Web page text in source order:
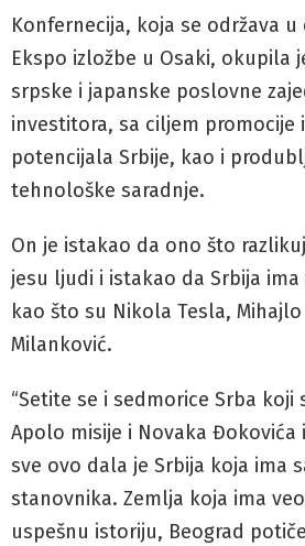
Konfernecija, koja se održava
Ekspo izložbe u Osaki, okupila
srpske i japanske poslovne
investitora, sa ciljem promocije
potencijala Srbije, kao i
tehnološke saradnje.
On je istakao da ono što
jesu ljudi i istakao da Srbija
kao što su Nikola Tesla,
Milanković.
“Setite se i sedmorice Srba koji
Apolo misije i Novaka Đokovića
sve ovo dala je Srbija koja ima
stanovnika. Zemlja koja ima
uspešnu istoriju, Beograd